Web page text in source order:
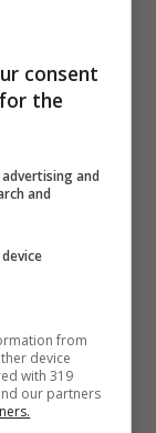
Intanto, la
è
frattura
di
consent
the
and
and
from
device
with 319
our partners